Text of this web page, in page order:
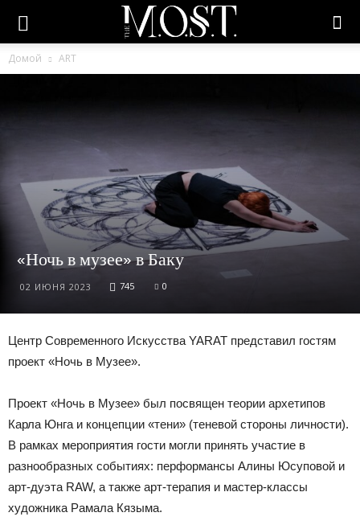
Домой ART
«Ночь в музее» в Баку
02 ИЮНЯ 2023 745 0
Центр Современного Искусства YARAT представил гостям
проект «Ночь в Музее».
Проект «Ночь в Музее» был посвящен теории архетипов
Карла Юнга и концепции «тени» (теневой стороны личности).
В рамках мероприятия гости могли принять участие в
разнообразных событиях: перформансы Алины Юсуповой и
арт-дуэта RAW, а также арт-терапия и мастер-классы
художника Рамала Кязыма.